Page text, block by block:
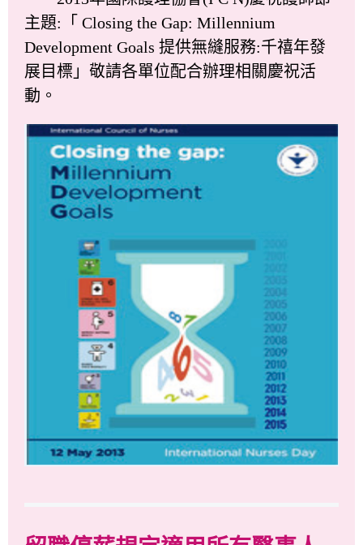
主題:「 Closing the Gap: Millennium
Development Goals 提供無縫服務:千禧年發
展目標」敬請各單位配合辦理相關慶祝活
動。